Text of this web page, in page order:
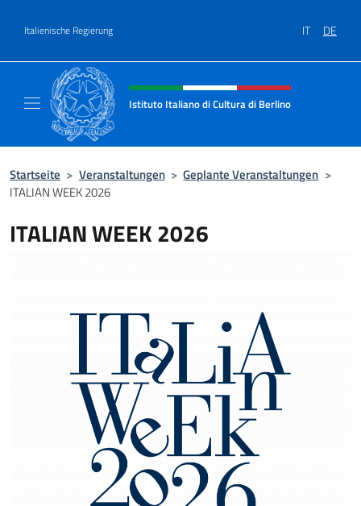
Italienische Regierung IT DE
Header-Site, Social und Menü
Istituto Italiano di Cultura di Berlino
Startseite > Veranstaltungen > Geplante Veranstaltungen >
ITALIAN WEEK 2026
ITALIAN WEEK 2026